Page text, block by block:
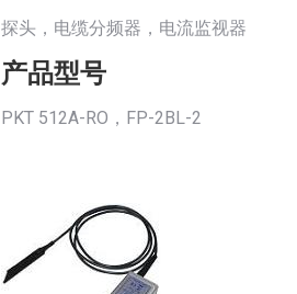
探头，电缆分频器，电流监视器
产品型号
PKT 512A-RO，FP-2BL-2